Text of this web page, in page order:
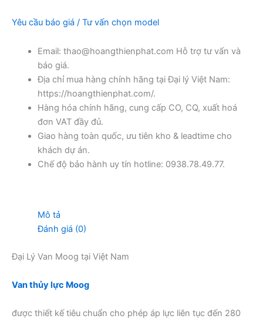
Yêu cầu báo giá / Tư vấn chọn model
Email: thao@hoangthienphat.com Hỗ trợ tư vấn và
báo giá.
Địa chỉ mua hàng chính hãng tại Đại lý Việt Nam:
https://hoangthienphat.com/.
Hàng hóa chính hãng, cung cấp CO, CQ, xuất hoá
đơn VAT đầy đủ.
Giao hàng toàn quốc, ưu tiên kho & leadtime cho
khách dự án.
Chế độ bảo hành uy tín hotline: 0938.78.49.77.
Mô tả
Đánh giá (0)
Đại Lý Van Moog tại Việt Nam
Van thủy lực Moog
được thiết kế tiêu chuẩn cho phép áp lực liên tục đến 280